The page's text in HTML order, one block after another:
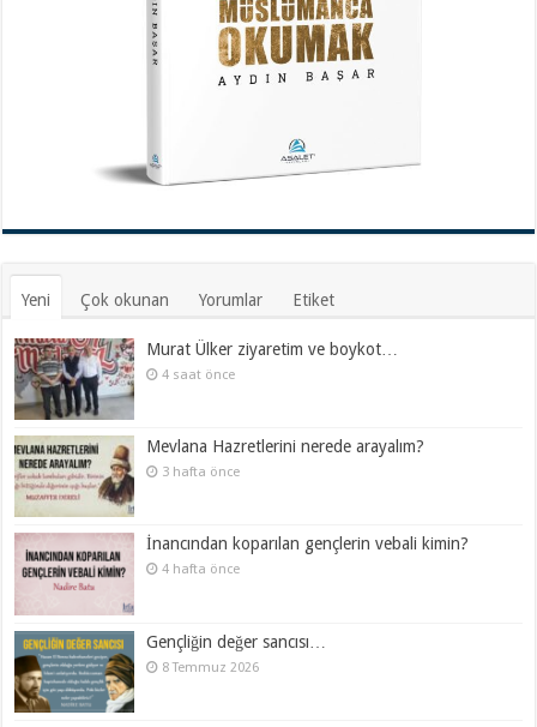
Yeni Çok okunan Yorumlar Etiket
Murat Ülker ziyaretim ve boykot…
4 saat önce
Mevlana Hazretlerini nerede arayalım?
3 hafta önce
İnancından koparılan gençlerin vebali kimin?
4 hafta önce
Gençliğin değer sancısı…
8 Temmuz 2026